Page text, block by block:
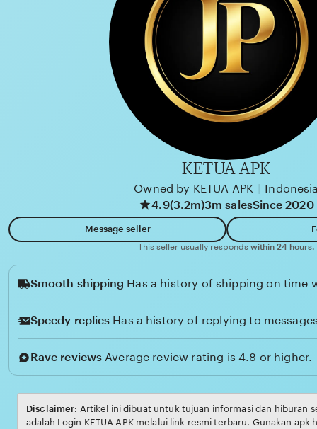
KETUA APK
Owned by KETUA APK
4.9(3.2m)3m salesSince 2020
Message seller
This seller usually responds within 24 hours.
Smooth shipping Has a history of shipping on time
Speedy replies Has a history of replying to
Rave reviews Average review rating is 4.8 or higher.
Disclaimer:
Artikel
adalah Login KETUA APK melalui link resmi terbaru. Gunakan apk